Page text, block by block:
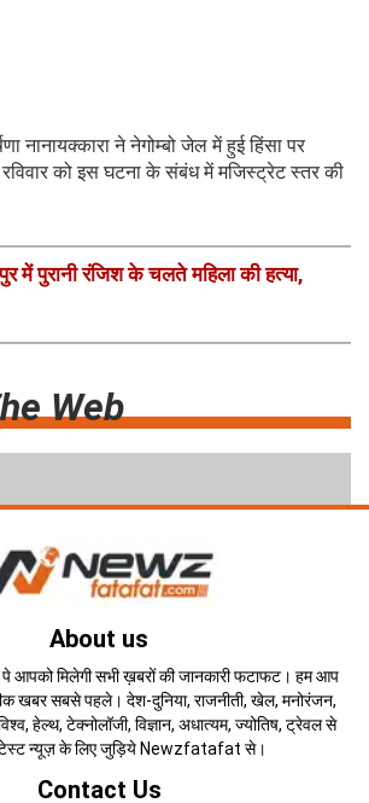
नानायक्कारा ने नेगोम्बो जेल में हुई हिंसा पर
रविवार को इस घटना के संबंध में मजिस्ट्रेट स्तर की
में पुरानी रंजिश के चलते महिला की हत्या,
Web
About us
मिलेगी सभी ख़बरों की जानकारी फटाफट। हम आप
खबर सबसे पहले। देश-दुनिया, राजनीती, खेल, मनोरंजन,
हेल्थ, टेक्नोलॉजी, विज्ञान, अधात्यम, ज्योतिष, ट्रेवल से
न्यूज़ के लिए जुड़िये Newzfatafat से।
Contact Us